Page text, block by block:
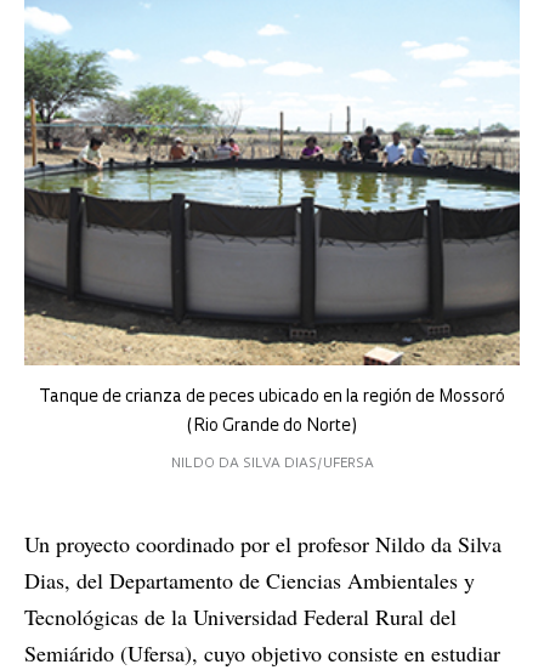
Tanque de crianza de peces ubicado en la región de Mossoró
(Rio Grande do Norte)
NILDO DA SILVA DIAS/UFERSA
Un proyecto coordinado por el profesor Nildo da Silva
Dias, del Departamento de Ciencias Ambientales y
Tecnológicas de la Universidad Federal Rural del
Semiárido (Ufersa), cuyo objetivo consiste en estudiar